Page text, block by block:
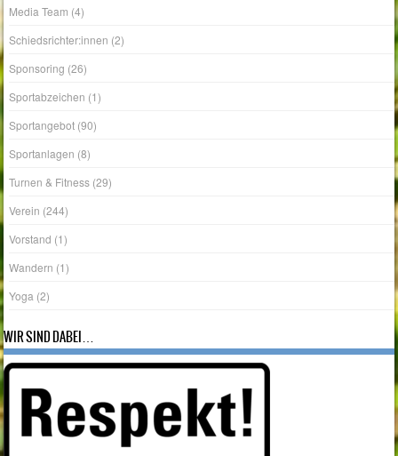
Media Team (4)
Schiedsrichter:innen (2)
Sponsoring (26)
Sportabzeichen (1)
Sportangebot (90)
Sportanlagen (8)
Turnen & Fitness (29)
Verein (244)
Vorstand (1)
Wandern (1)
Yoga (2)
WIR SIND DABEI…